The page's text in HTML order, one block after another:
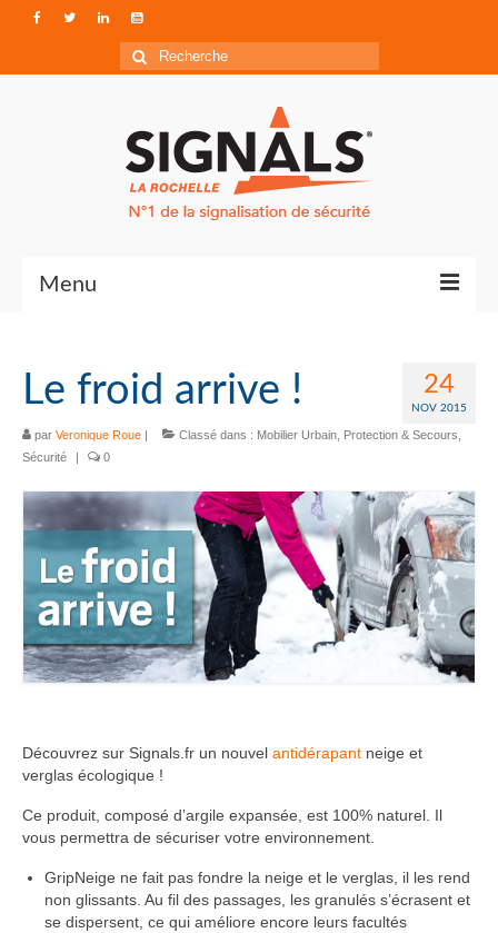
Rechercher
:
Menu
Qui sommes-nous ?
Accéder à Signals
24
NOV 2015
Le froid arrive !
par Veronique Roue | Classé dans : Mobilier Urbain Protection & Secours
Sécurité
| 0
Découvrez sur Signals.fr un nouvel antidérapant neige et
verglas écologique !
Ce produit, composé d’argile expansée, est 100% naturel. Il
vous permettra de sécuriser votre environnement.
GripNeige ne fait pas fondre la neige et le verglas, il les rend
non glissants. Au fil des passages, les granulés s’écrasent et
se dispersent, ce qui améliore encore leurs facultés